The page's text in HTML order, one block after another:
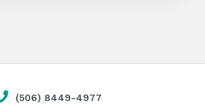
(506) 8449-4977